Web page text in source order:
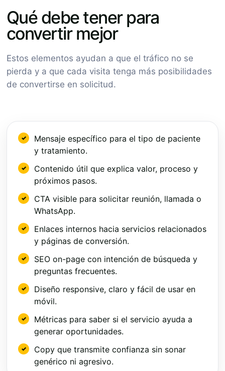
Qué debe tener para
convertir mejor
Estos elementos ayudan a que el tráfico no se
pierda y a que cada visita tenga más posibilidades
de convertirse en solicitud.
Mensaje específico para el tipo de paciente
y tratamiento.
Contenido útil que explica valor, proceso y
próximos pasos.
CTA visible para solicitar reunión, llamada o
WhatsApp.
Enlaces internos hacia servicios relacionados
y páginas de conversión.
SEO on-page con intención de búsqueda y
preguntas frecuentes.
Diseño responsive, claro y fácil de usar en
móvil.
Métricas para saber si el servicio ayuda a
generar oportunidades.
Copy que transmite confianza sin sonar
genérico ni agresivo.